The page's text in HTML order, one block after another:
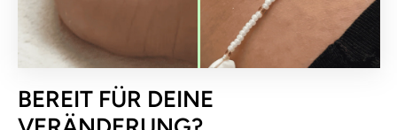
BEREIT FÜR DEINE